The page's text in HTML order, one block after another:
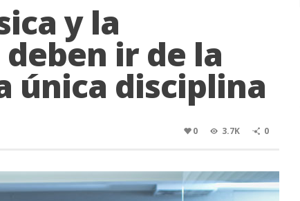
y la
ir de la
única disciplina
0 3.7K 0